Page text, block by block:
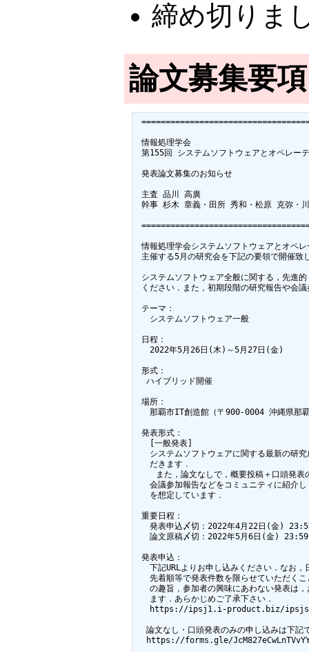
締め切りま
論文募集要項
情報処理学会
第155回 システムソフトウェアとオペレー
発表論文募集のお知らせ
主査 品川 高廣
幹事 杉木 章義・田所 秀和・松原 克弥・
情報処理学会システムソフトウェアとオペ
主催する5月の研究会を下記の要領で開催致
システムソフトウェア全般に関する，先進
ください．また，初期段階の研究報告や会
テーマ：
システムソフトウェア一般
日程：
2022年5月26日(木)～5月27日(金)
形式：
  ハイブリッド開催
場所：
那覇市IT創造館（〒900-0004 沖縄県那
発表形式：
[一般発表]
システムソフトウェアに関する最新の研究
だきます．
また，論文なしで，概要投稿＋口頭発表
会議参加報告などをコミュニティに紹介し
を想定しています．
重要日程：
発表申込〆切：2022年4月22日(金)
論文原稿〆切：2022年5月6日(金) 23:59
発表申込：
下記URLよりお申し込みください．なお，
先着順等で発表件数を限らせていただくこ
の趣旨，参加者の興味にあわない発表は，
ます．あらかじめご了承下さい．
https://ipsj1.i-product.biz/
論文なし・口頭発表のみの申し込みは下記
https://forms.gle/